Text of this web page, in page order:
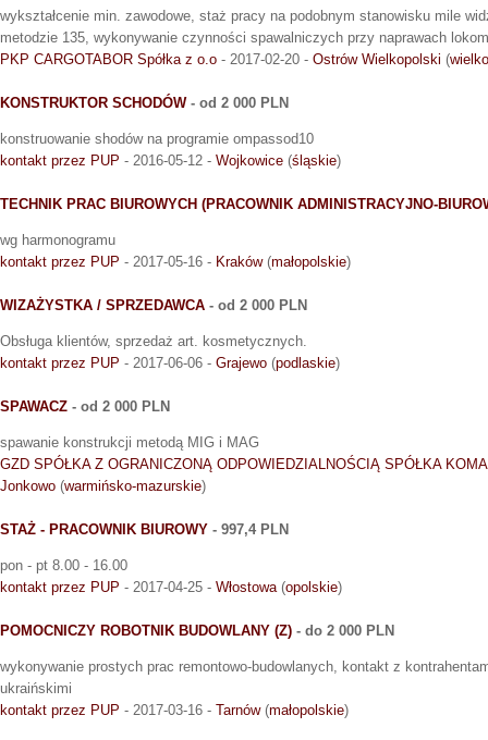
wykształcenie min. zawodowe, staż pracy na podobnym stanowisku mile
metodzie 135, wykonywanie czynności spawalniczych przy naprawach
PKP CARGOTABOR Spółka z o.o - 2017-02-20 - Ostrów Wielkopolski (
KONSTRUKTOR SCHODÓW- od 2 000 PLN
konstruowanie shodów na programie ompassod10
kontakt przez PUP - 2016-05-12 - Wojkowice (śląskie)
TECHNIK PRAC BIUROWYCH (PRACOWNIK ADMINISTRACYJNO-
wg harmonogramu
kontakt przez PUP - 2017-05-16 - Kraków(małopolskie)
WIZAŻYSTKA / SPRZEDAWCA - od 2 000 PLN
Obsługa klientów, sprzedaż art. kosmetycznych.
kontakt przez PUP - 2017-06-06 - Grajewo (podlaskie)
SPAWACZ - od 2 000 PLN
spawanie konstrukcji metodą MIG i MAG
GZD SPÓŁKA Z OGRANICZONĄ ODPOWIEDZIALNOŚCIĄ SPÓŁKA
Jonkowo (warmińsko-mazurskie)
STAŻ - PRACOWNIK BIUROWY - 997,4 PLN
pon - pt 8.00 - 16.00
kontakt przez PUP - 2017-04-25 - Włostowa(opolskie)
POMOCNICZY ROBOTNIK BUDOWLANY (Z) - do 2 000 PLN
wykonywanie prostych prac remontowo-budowlanych, kontakt z
ukraińskimi
kontakt przez PUP - 2017-03-16 - Tarnów(małopolskie)